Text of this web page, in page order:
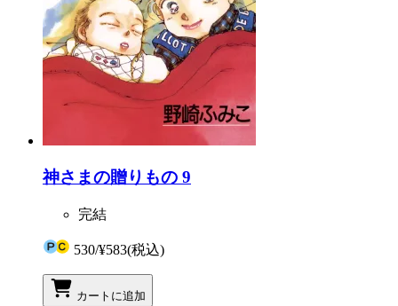
神さまの贈りもの 9
完結
530/¥583(税込)
カートに追加